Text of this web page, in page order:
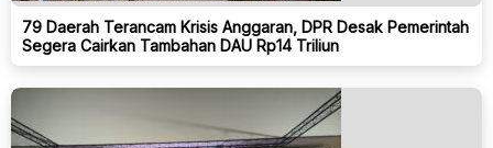
79 Daerah Terancam Krisis Anggaran, DPR Desak Pemerintah
Segera Cairkan Tambahan DAU Rp14 Triliun